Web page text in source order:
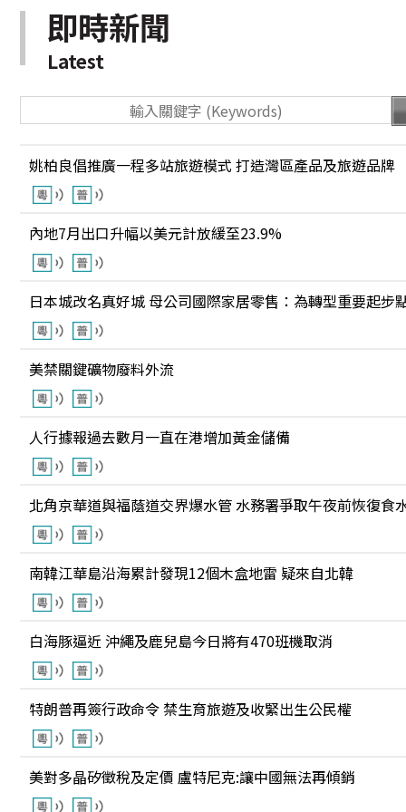
即時新聞
Latest
姚柏良倡推廣一程多站旅遊模式 打造灣區產品及旅遊品牌
內地7月出口升幅以美元計放緩至23.9%
日本城改名真好城 母公司國際家居零售：為轉型重要起步
美禁關鍵礦物廢料外流
人行據報過去數月一直在港增加黃金儲備
北角京華道與福蔭道交界爆水管 水務署爭取午夜前恢復食
南韓江華島沿海累計發現12個木盒地雷 疑來自北韓
白海豚逼近 沖繩及鹿兒島今日將有470班機取消
特朗普再簽行政命令 禁生育旅遊及收緊出生公民權
美對多晶矽徵稅及定價 盧特尼克:讓中國無法再傾銷